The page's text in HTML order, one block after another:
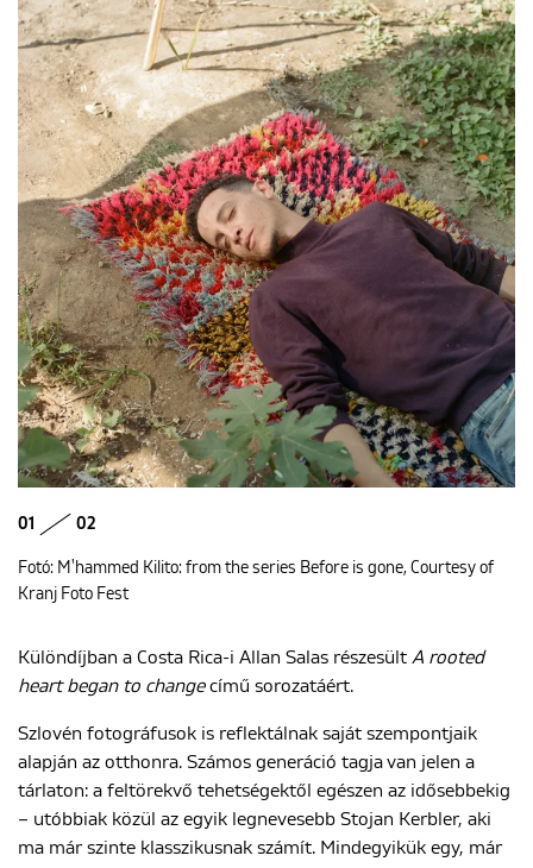
01 02
Fotó: M'hammed Kilito: from the series Before is gone, Courtesy of
Kranj Foto Fest
Különdíjban a Costa Rica-i Allan Salas részesült A rooted
heart began to changecímű sorozatáért.
Szlovén fotográfusok is reflektálnak saját szempontjaik
alapján az otthonra. Számos generáció tagja van jelen a
tárlaton: a feltörekvő tehetségektől egészen az idősebbekig
– utóbbiak közül az egyik legnevesebb Stojan Kerbler, aki
ma már szinte klasszikusnak számít. Mindegyikük egy, már